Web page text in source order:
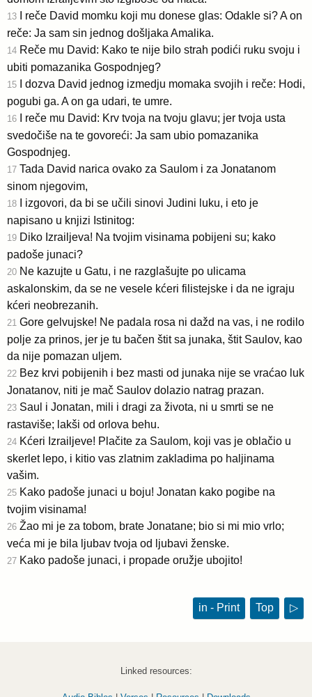
13
I reče David momku koji mu donese glas: Odakle si? A on
reče: Ja sam sin jednog došljaka Amalika.
14 Reče mu David: Kako te nije bilo strah podići ruku svoju i
ubiti pomazanika Gospodnjeg?
15
I dozva David jednog izmedju momaka svojih i reče: Hodi,
pogubi ga. A on ga udari, te umre.
16
I reče mu David: Krv tvoja na tvoju glavu; jer tvoja usta
svedočiše na te govoreći: Ja sam ubio pomazanika
Gospodnjeg.
17 Tada David narica ovako za Saulom i za Jonatanom
sinom njegovim,
18
I izgovori, da bi se učili sinovi Judini luku, i eto je
napisano u knjizi Istinitog:
19 Diko Izrailjeva! Na tvojim visinama pobijeni su; kako
padoše junaci?
20 Ne kazujte u Gatu, i ne razglašujte po ulicama
askalonskim, da se ne vesele kćeri filistejske i da ne igraju
kćeri neobrezanih.
21 Gore gelvujske! Ne padala rosa ni dažd na vas, i ne rodilo
polje za prinos, jer je tu bačen štit sa junaka, štit Saulov, kao
da nije pomazan uljem.
22 Bez krvi pobijenih i bez masti od junaka nije se vraćao luk
Jonatanov, niti je mač Saulov dolazio natrag prazan.
23 Saul i Jonatan, mili i dragi za života, ni u smrti se ne
rastaviše; lakši od orlova behu.
24 Kćeri Izrailjeve! Plačite za Saulom, koji vas je oblačio u
skerlet lepo, i kitio vas zlatnim zakladima po haljinama
vašim.
25 Kako padoše junaci u boju! Jonatan kako pogibe na
tvojim visinama!
26 Žao mi je za tobom, brate Jonatane; bio si mi mio vrlo;
veća mi je bila ljubav tvoja od ljubavi ženske.
27 Kako padoše junaci, i propade oružje ubojito!
in - Print Top ▷
Linked resources: